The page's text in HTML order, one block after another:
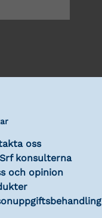
oss
konsulterna
och opinion